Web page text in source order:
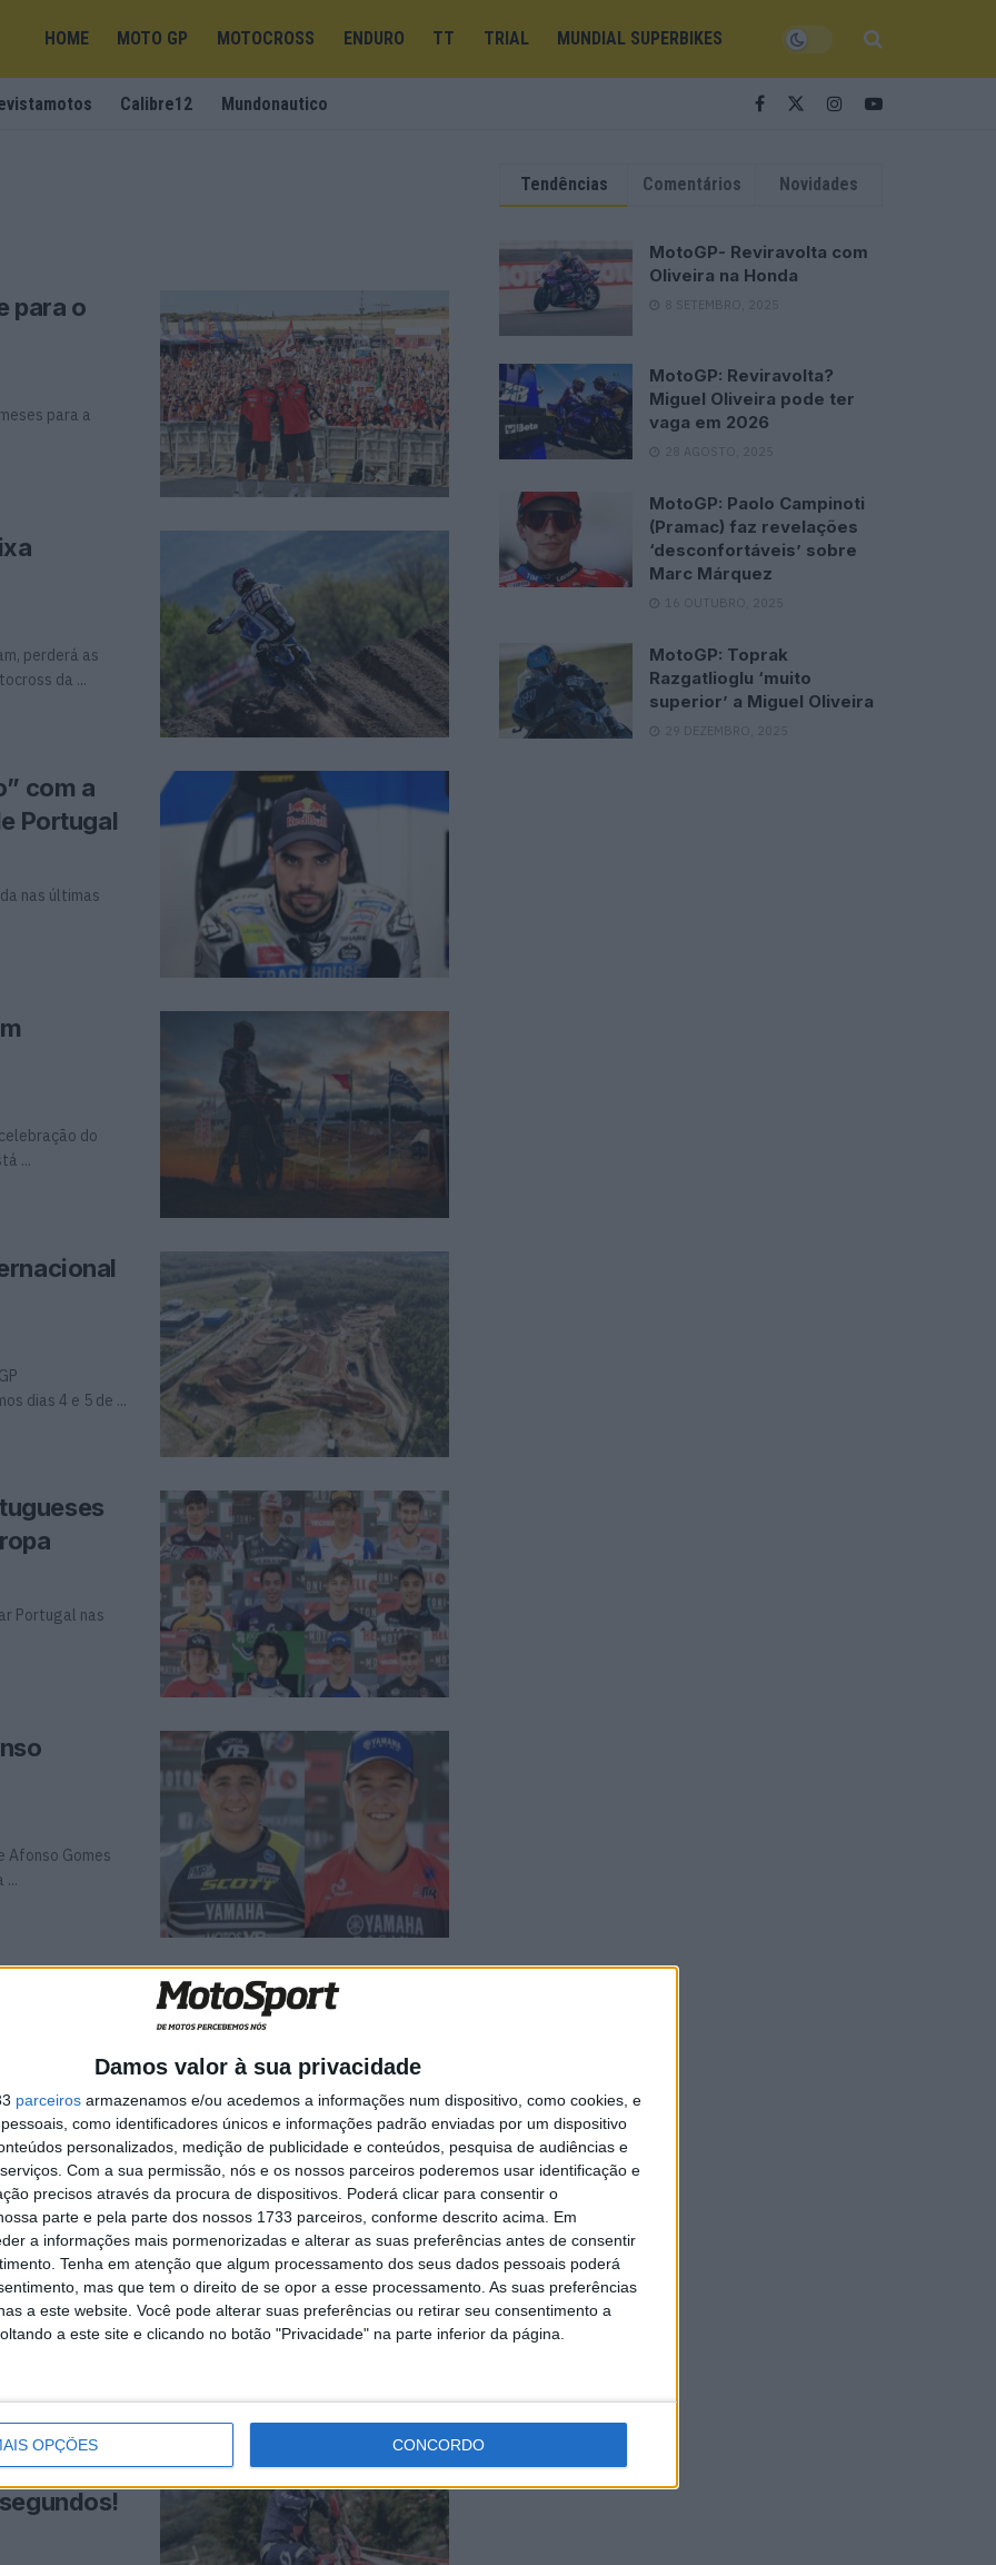
Damos valor à sua privacidade
parceiros armazenamos e/ou acedemos a informações num dispositivo, como cookies, e
como identificadores únicos e informações padrão enviadas por um dispositivo
personalizados, medição de publicidade e conteúdos, pesquisa de audiências e
Com a sua permissão, nós e os nossos parceiros poderemos usar identificação e
precisos através da procura de dispositivos. Poderá clicar para consentir o
parte e pela parte dos nossos 1733 parceiros, conforme descrito acima. Em
a informações mais pormenorizadas e alterar as suas preferências antes de consentir
Tenha em atenção que algum processamento dos seus dados pessoais poderá
mas que tem o direito de se opor a esse processamento. As suas preferências
a este website. Você pode alterar suas preferências ou retirar seu consentimento a
a este site e clicando no botão "Privacidade" na parte inferior da página.
OPÇÕES CONCORDO
HOME MOTO GP MOTOCROSS ENDURO TT TRIAL MUNDIAL SUPERBIKES
Calibre12 Mundonautico
para o
para a
perderá as
da ...
com a
Portugal
nas últimas
do
...
dias 4 e 5 de ...
Portugal nas
Afonso Gomes
...
de
mundo de
Alqueidão,
se já nos
bate
Tendências Comentários Novidades
MotoGP- Reviravolta com
Oliveira na Honda
8 SETEMBRO, 2025
MotoGP: Reviravolta?
Miguel Oliveira pode ter
vaga em 2026
28 AGOSTO, 2025
MotoGP: Paolo Campinoti
(Pramac) faz revelações
‘desconfortáveis’ sobre
Marc Márquez
16 OUTUBRO, 2025
MotoGP: Toprak
Razgatlioglu ‘muito
superior’ a Miguel Oliveira